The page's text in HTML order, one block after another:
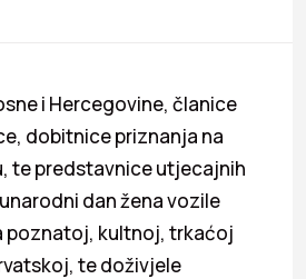
i Hercegovine, članice
dobitnice priznanja na
te predstavnice utjecajnih
dan žena vozile
poznatoj, kultnoj, trkaćoj
te doživjele